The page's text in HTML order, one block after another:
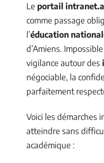
Le portail
comme passage
l’éducation
d’Amiens.
vigilance autour des
négociable, la
parfaitement
Voici les démarches
atteindre sans
académique :